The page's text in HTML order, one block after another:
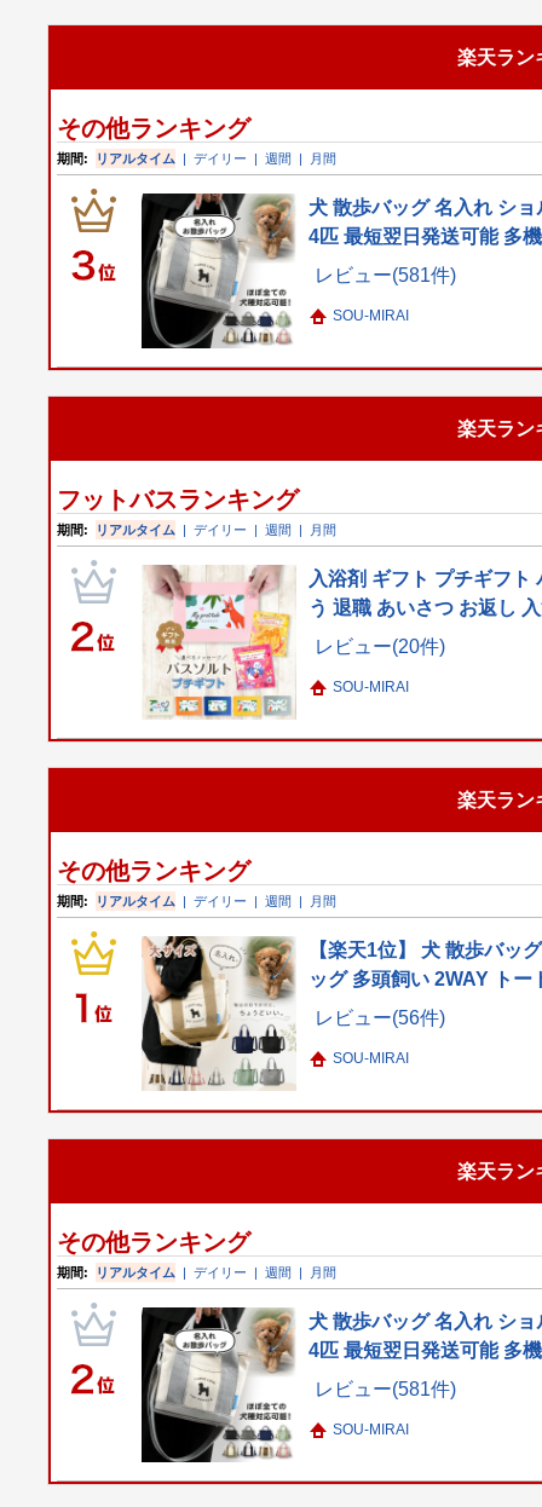
楽天ラン
その他ランキング
期間: リアルタイム |デイリー |週間 | 月間
犬 散歩バッグ 名入れ シ
4匹 最短翌日発送可能 多
レビュー(581件)
SOU-MIRAI
楽天ラン
フットバスランキング
期間: リアルタイム |デイリー |週間 | 月間
入浴剤 ギフト プチギフト
う 退職 あいさつ お返し
レビュー(20件)
SOU-MIRAI
楽天ラン
その他ランキング
期間: リアルタイム |デイリー |週間 | 月間
【楽天1位】 犬 散歩バッ
ッグ 多頭飼い 2WAY ト
レビュー(56件)
SOU-MIRAI
楽天ラン
その他ランキング
期間: リアルタイム |デイリー |週間 | 月間
犬 散歩バッグ 名入れ シ
4匹 最短翌日発送可能 多
レビュー(581件)
SOU-MIRAI